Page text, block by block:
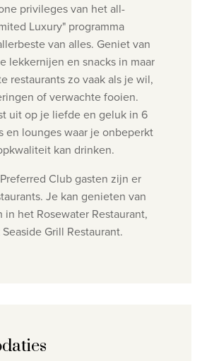
privileges van het all-
Luxury" programma
van alles. Geniet van
lekkernijen en snacks in maar
restaurants zo vaak als je wil,
of verwachte fooien.
uit op je liefde en geluk in 6
en lounges waar je onbeperkt
kan drinken.
Club gasten zijn er
Je kan genieten van
het Rosewater Restaurant,
Grill Restaurant.